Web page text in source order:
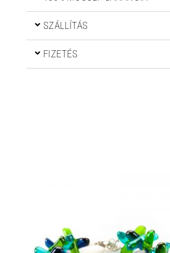
SZÁLLÍTÁS
FIZETÉS